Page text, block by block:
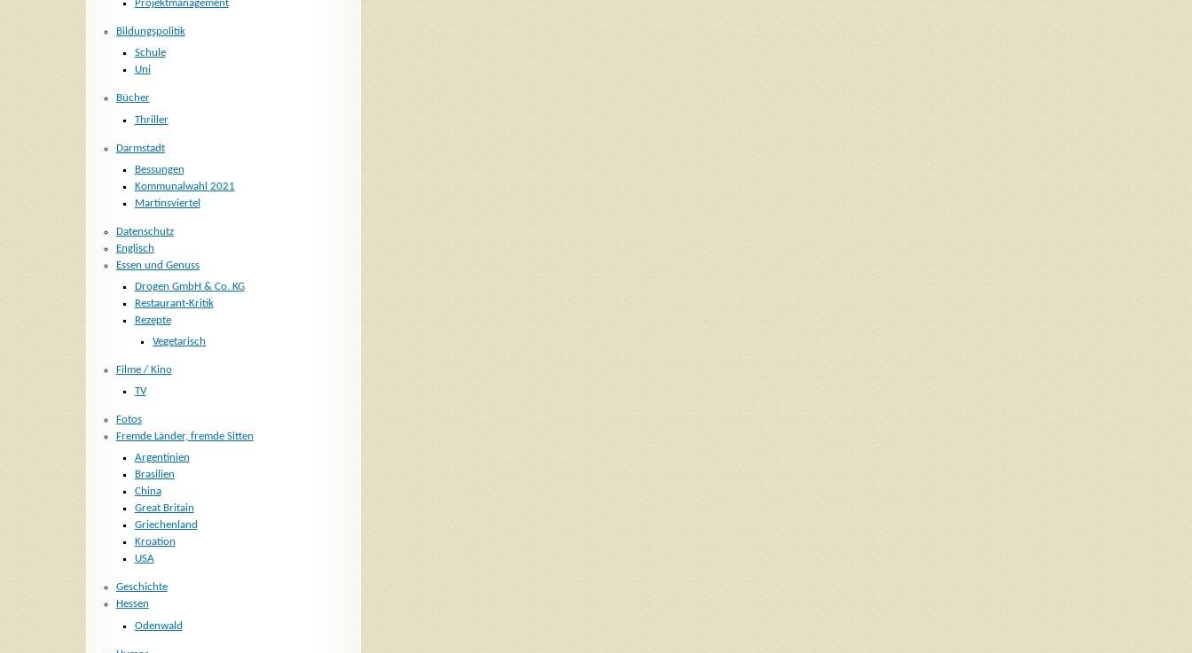
Projektmanagement
Bildungspolitik
Schule
Uni
Bücher
Thriller
Darmstadt
Bessungen
Kommunalwahl 2021
Martinsviertel
Datenschutz
Englisch
Essen und Genuss
Drogen GmbH & Co. KG
Restaurant-Kritik
Rezepte
Vegetarisch
Filme / Kino
TV
Fotos
Fremde Länder, fremde Sitten
Argentinien
Brasilien
China
Great Britain
Griechenland
Kroation
USA
Geschichte
Hessen
Odenwald